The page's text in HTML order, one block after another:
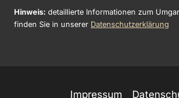
Hinweis: detaillierte Informationen zum
finden Sie in unserer Datenschutzerklärung
Impressum